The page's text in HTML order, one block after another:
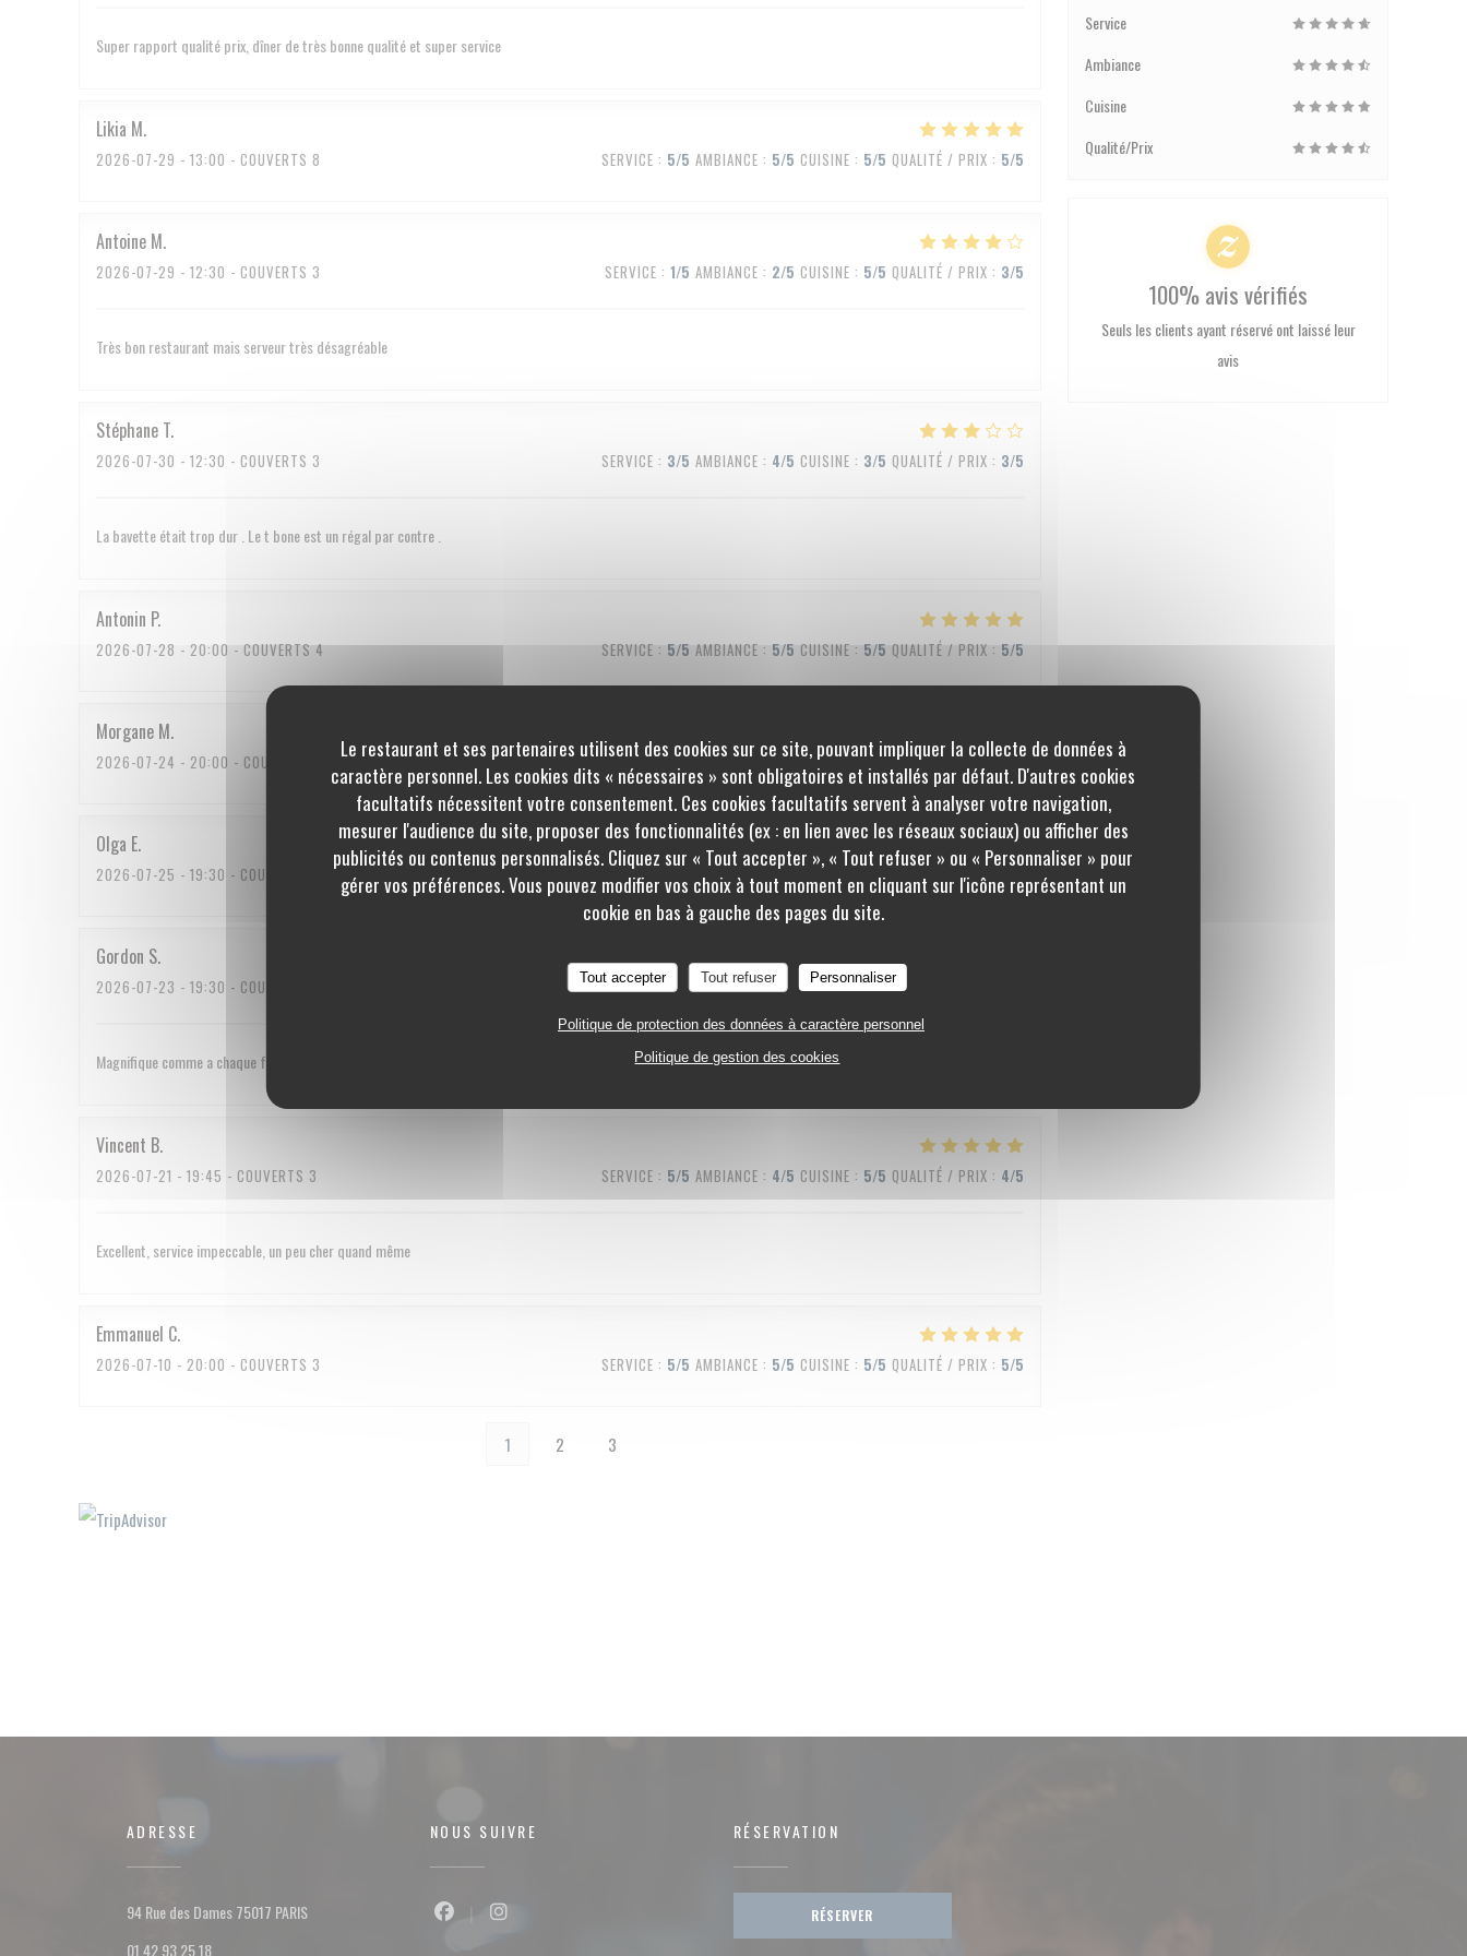
Le restaurant et ses partenaires utilisent des cookies sur ce site, pouvant impliquer la collecte de données à
caractère personnel. Les cookies dits « nécessaires » sont obligatoires et installés par défaut. D'autres cookies
facultatifs nécessitent votre consentement. Ces cookies facultatifs servent à analyser votre navigation,
mesurer l'audience du site, proposer des fonctionnalités (ex : en lien avec les réseaux sociaux) ou afficher des
publicités ou contenus personnalisés. Cliquez sur « Tout accepter », « Tout refuser » ou « Personnaliser » pour
gérer vos préférences. Vous pouvez modifier vos choix à tout moment en cliquant sur l'icône représentant un
cookie en bas à gauche des pages du site.
Tout accepter Tout refuser Personnaliser
Politique de protection des données à caractère personnel
Politique de gestion des cookies
Super rapport qualité prix, dîner de très bonne qualité et super service
Likia M
2026-07-29 - 13:00 - COUVERTS 8 SERVICE : 5/5 AMBIANCE : 5/5 CUISINE : 5/5 QUALITÉ / PRIX : 5/5
Antoine M
2026-07-29 - 12:30 - COUVERTS 3 SERVICE : 1/5 AMBIANCE : 2/5 CUISINE : 5/5 QUALITÉ / PRIX : 3/5
Très bon restaurant mais serveur très désagréable
Stéphane T
2026-07-30 - 12:30 - COUVERTS 3 SERVICE : 3/5 AMBIANCE : 4/5 CUISINE : 3/5 QUALITÉ / PRIX : 3/5
La bavette était trop dur . Le t bone est un régal par contre .
Antonin P
2026-07-28 - 20:00 - COUVERTS 4 SERVICE : 5/5 AMBIANCE : 5/5 CUISINE : 5/5 QUALITÉ / PRIX : 5/5
Morgane M
2026-07-24 - 20:00 - COUVERTS 3 SERVICE: 5/5 AMBIANCE : 5 /5 CUISINE: 5/5 QUALITÉ / PRIX: 5/5
Olga E
2026-07-25 - 19:30 - COUVERTS 2 SERVICE AMBIANCE 4 CUISINE /5 QUALITÉ / PRIX
Gordon S
2026-07-23 - 19:30 - COUVERTS 2 SERVICE: 5/5 AMBIANCE: 5/5 CUISINE: 5/5 QUALITÉ / PRIX
Magnifique comme a chaque fois
Vincent B
2026-07-21 - 19:45 - COUVERTS 3 SERVICE : 5/5 AMBIANCE : 4/5 CUISINE : 5/5 QUALITÉ / PRIX : 4/5
Excellent, service impeccable, un peu cher quand même
Emmanuel C
2026-07-10 - 20:00 - COUVERTS 3 SERVICE : 5/5 AMBIANCE : 5/5 CUISINE : 5/5 QUALITÉ / PRIX : 5/5
1 2 3
Service
Ambiance
Cuisine
Qualité/Prix
100% avis vérifiés
Seuls les clients ayant réservé ont laissé leur
avis
ADRESSE
94 Rue des Dames 75017 PARIS((ouvre une nouvelle fenêtre))
01 42 93 25 18
NOUS SUIVRE
Facebook ((ouvre une nouvelle fenêtre))
RÉSERVATION
RÉSERVER